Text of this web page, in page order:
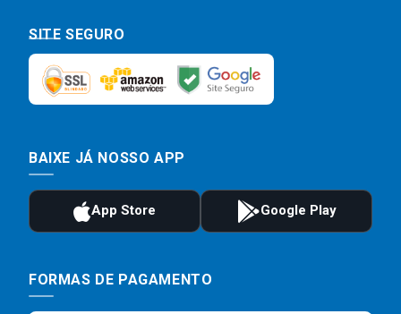
SITE SEGURO
BAIXE JÁ NOSSO APP
FORMAS DE PAGAMENTO